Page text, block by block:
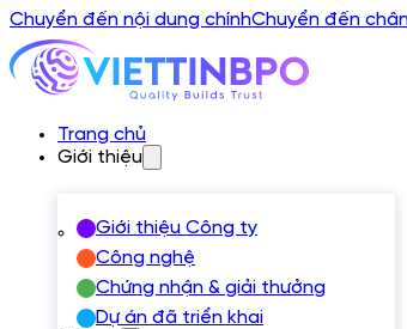
Chuyển đến nội dung chínhChuyển đến
Trang chủ
Giới thiệu
Giới thiệu Công ty
Công nghệ
Chứng nhận & giải thưởng
Dự án đã triển khai